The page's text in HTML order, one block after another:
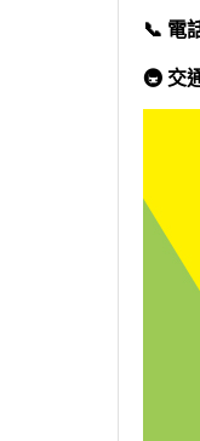
📞 電
🚇 交